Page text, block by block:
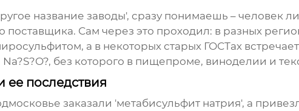
название заводы', сразу понимаешь – человек
Сам через это проходил: в разных
а в некоторых старых ГОСТах
Na?S?O?, без которого в пищепроме, виноделии и
ее последствия
заказали 'метабисульфит натрия', а